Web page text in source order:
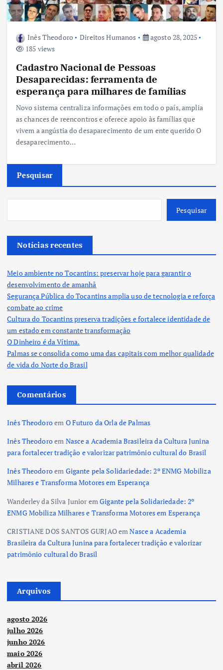
Inês Theodoro Direitos Humanos
agosto 28, 2025
185 views
Cadastro Nacional de Pessoas
Desaparecidas: ferramenta de
esperança para milhares de famílias
Novo sistema centraliza informações em todo o país, amplia
as chances de reencontros e oferece apoio às famílias que
vivem a angústia do desaparecimento de um ente querido O
desaparecimento…
Pesquisar
Pesquisar
Notícias recentes
Meio ambiente no Tocantins: preservar hoje para garantir o
desenvolvimento de amanhã
Segurança Pública do Tocantins amplia uso de tecnologia e reforça
combate ao crime
Cultura do Tocantins preserva tradições e fortalece identidade de
um estado em constante transformação
O Dinheiro é da Vítima.
Palmas se consolida como uma das capitais com melhor qualidade
de vida do Norte do Brasil
Comentários
Inês Theodoroem O Futuro da Orla de Palmas
Inês Theodoroem Nasce a Academia Brasileira da Cultura Junina
para fortalecer tradição e valorizar patrimônio cultural do Brasil
Inês Theodoroem Gigante pela Solidariedade: 2º ENMG Mobiliza
Milhares e Transforma Motores em Esperança
Wanderley da Silva JunioremGigante pela Solidariedade: 2º
ENMG Mobiliza Milhares e Transforma Motores em Esperança
CRISTIANE DOS SANTOS GURJAOemNasce a Academia
Brasileira da Cultura Junina para fortalecer tradição e valorizar
patrimônio cultural do Brasil
Arquivos
agosto 2026
julho 2026
junho 2026
maio 2026
abril 2026